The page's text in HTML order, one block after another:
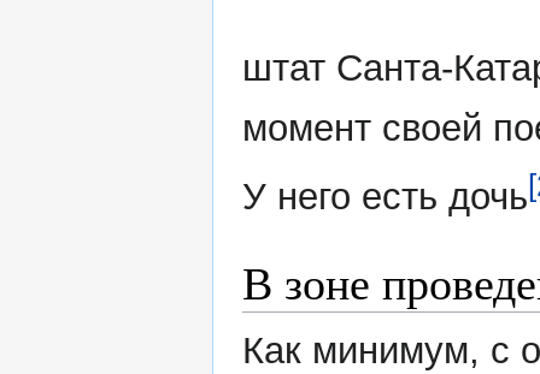
штат Санта-
момент своей
У него есть дочь
В зоне
Как минимум, с